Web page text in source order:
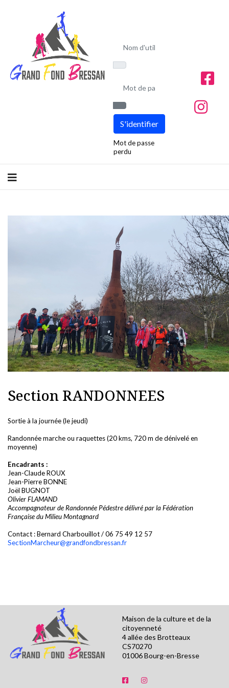
Afficher le mot de passe
S'identifier
Mot de passe
perdu
Section RANDONNEES
Sortie à la journée (le jeudi)
Randonnée marche ou raquettes (20 kms, 720 m de dénivelé en
moyenne)
Encadrants :
Jean-Claude ROUX
Jean-Pierre BONNE
Joël BUGNOT
Olivier FLAMAND
Accompagnateur de Randonnée Pédestre délivré par la Fédération
Française du Milieu Montagnard
Contact : Bernard Charbouillot / 06 75 49 12 57
SectionMarcheur@grandfondbressan.fr
Maison de la culture et de la
citoyenneté
4 allée des Brotteaux
CS70270
01006 Bourg-en-Bresse